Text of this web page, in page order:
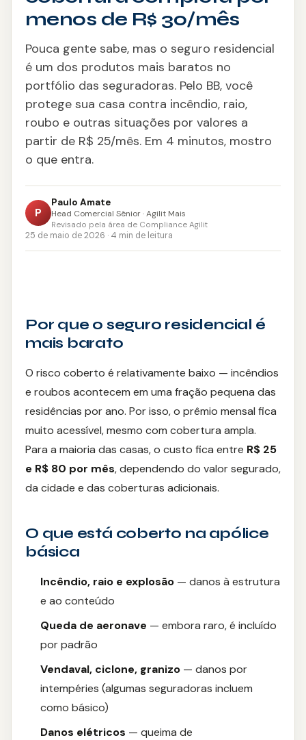
Consignado CLT
Antecipação do 13º
Crédito Imobiliário
Refinanciamento
Crédito Pessoal
Agronegócio
Serviços
SEGUROS
Residencial
Prestamista
Ourocap
Painel Solar
menos de R$ 30/mês
Pouca gente sabe, mas o seguro residencial
é um dos produtos mais baratos no
portfólio das seguradoras. Pelo BB, você
protege sua casa contra incêndio, raio,
roubo e outras situações por valores a
partir de R$ 25/mês. Em 4 minutos, mostro
o que entra.
P
Paulo Amate
Head Comercial Sênior · Agilit Mais
Revisado pela área de Compliance Agilit
25 de maio de 2026 · 4 min de leitura
Por que o seguro residencial é
mais barato
O risco coberto é relativamente baixo — incêndios
e roubos acontecem em uma fração pequena das
residências por ano. Por isso, o prêmio mensal fica
muito acessível, mesmo com cobertura ampla.
Para a maioria das casas, o custo fica entre R$ 25
e R$ 80 por mês, dependendo do valor segurado,
da cidade e das coberturas adicionais.
O que está coberto na apólice
básica
Incêndio, raio e explosão — danos à estrutura
e ao conteúdo
Queda de aeronave — embora raro, é incluído
por padrão
Vendaval, ciclone, granizo — danos por
intempéries (algumas seguradoras incluem
como básico)
Danos elétricos — queima de